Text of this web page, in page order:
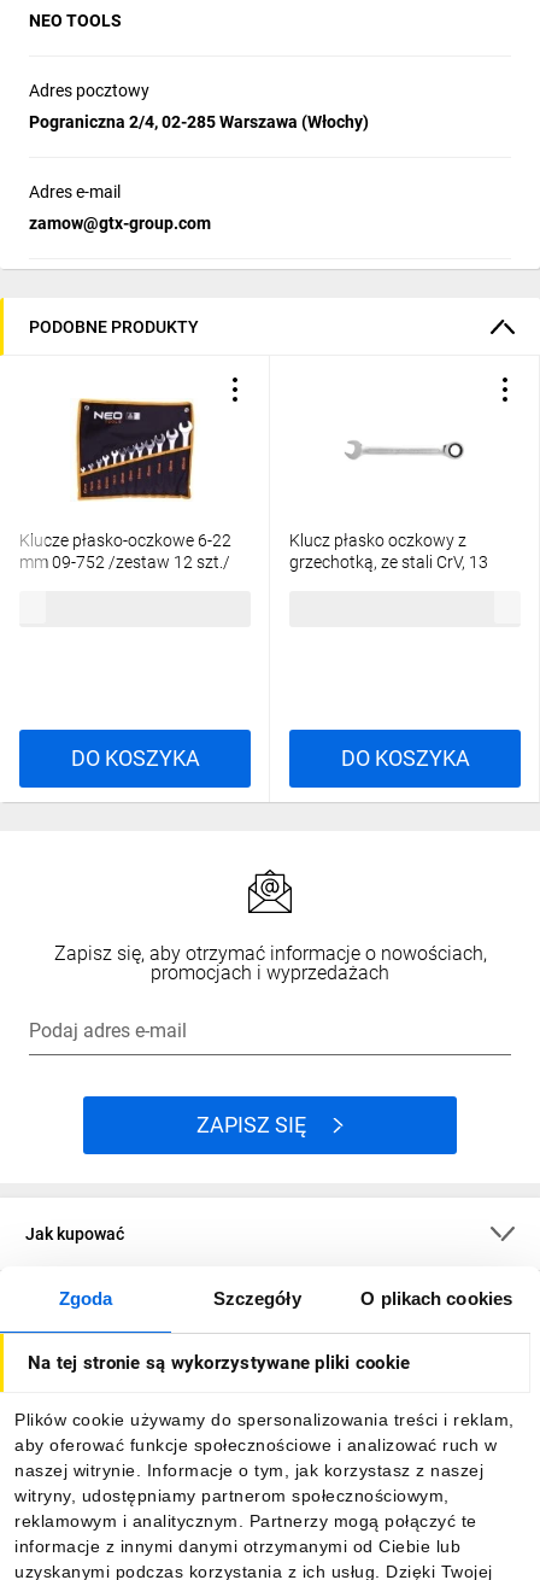
Zgoda Szczegóły O plikach cookies
Na tej stronie są wykorzystywane pliki cookie
Plików cookie używamy do spersonalizowania treści i reklam,
aby oferować funkcje społecznościowe i analizować ruch w
naszej witrynie. Informacje o tym, jak korzystasz z naszej
witryny, udostępniamy partnerom społecznościowym,
reklamowym i analitycznym. Partnerzy mogą połączyć te
informacje z innymi danymi otrzymanymi od Ciebie lub
uzyskanymi podczas korzystania z ich usług. Dzięki Twojej
NEO TOOLS
Adres pocztowy
Pograniczna 2/4, 02-285 Warszawa (Włochy)
Adres e-mail
zamow@gtx-group.com
PODOBNE PRODUKTY
Klucze płasko-oczkowe 6-22
mm 09-752 /zestaw 12 szt./
DO KOSZYKA
Klucz płasko oczkowy z
grzechotką, ze stali CrV, 13
DO KOSZYKA
Zapisz się, aby otrzymać informacje o nowościach,
promocjach i wyprzedażach
Podaj adres e-mail
ZAPISZ SIĘ
Jak kupować
O firmie
Informacje
Pobierz naszą aplikację mobilną: